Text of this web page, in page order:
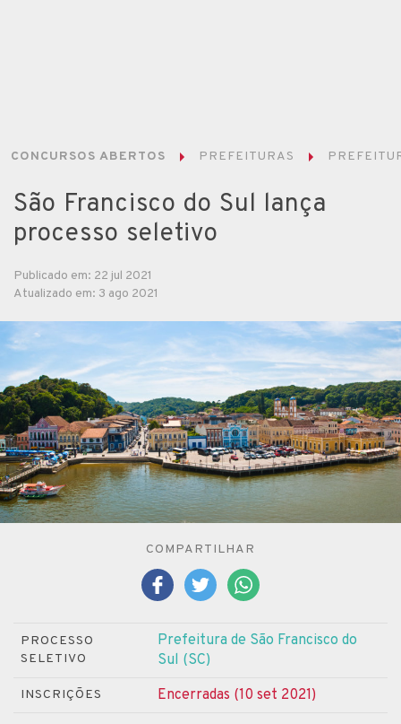
CONCURSOS ABERTOS PREFEITURAS
São Francisco do Sul lança
processo seletivo
Publicado em: 22 jul 2021
Atualizado em: 3 ago 2021
COMPARTILHAR
PROCESSO
SELETIVO
Prefeitura de São Francisco do
Sul (SC)
INSCRIÇÕES Encerradas (10 set 2021)